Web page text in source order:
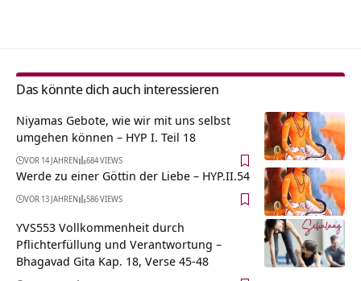
Das könnte dich auch interessieren
Niyamas Gebote, wie wir mit uns selbst
umgehen können – HYP I. Teil 18
VOR 14 JAHREN 684 VIEWS
Werde zu einer Göttin der Liebe – HYP.II.54
VOR 13 JAHREN 586 VIEWS
YVS553 Vollkommenheit durch
Pflichterfüllung und Verantwortung –
Bhagavad Gita Kap. 18, Verse 45-48